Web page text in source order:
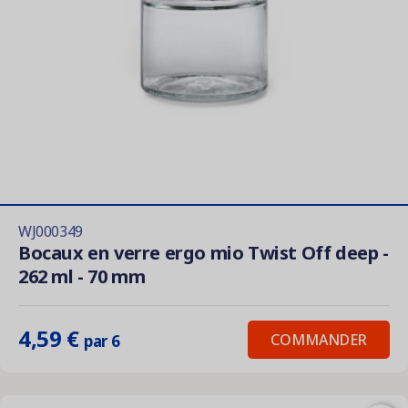
WJ000349
Bocaux en verre ergo mio Twist Off deep -
262 ml - 70 mm
4,59 € par 6 COMMANDER